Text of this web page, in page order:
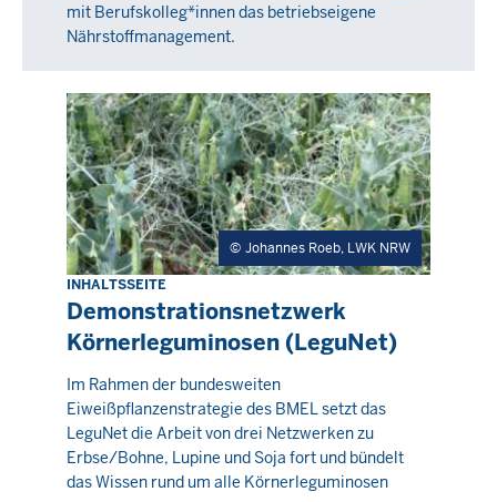
mit Berufskolleg*innen das betriebseigene
Nährstoffmanagement.
Johannes Roeb, LWK NRW
INHALTSSEITE
Demonstrationsnetzwerk
Körnerleguminosen (LeguNet)
Im Rahmen der bundesweiten
Eiweißpflanzenstrategie des BMEL setzt das
LeguNet die Arbeit von drei Netzwerken zu
Erbse/Bohne, Lupine und Soja fort und bündelt
das Wissen rund um alle Körnerleguminosen